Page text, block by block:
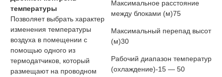
температуры
Позволяет выбрать характер
изменения температуры
воздуха в помещении с
помощью одного из
термодатчиков, который
размещают на проводном
Максимальное расстояние
между блоками (м)75
Максимальный перепад высот
(м)30
Рабочий диапазон температур
(охлаждение)-15 — 50